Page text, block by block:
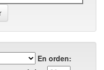
En orden: